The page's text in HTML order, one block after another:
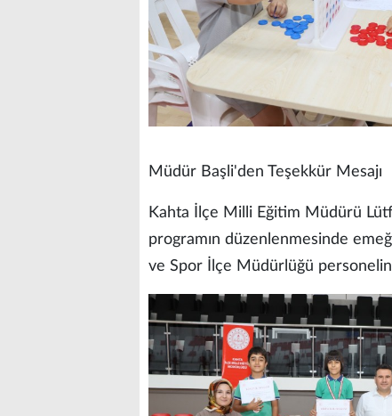
Müdür Başli'den Teşekkür Mesajı
Kahta İlçe Milli Eğitim Müdürü
programın düzenlenmesinde
ve Spor İlçe Müdürlüğü